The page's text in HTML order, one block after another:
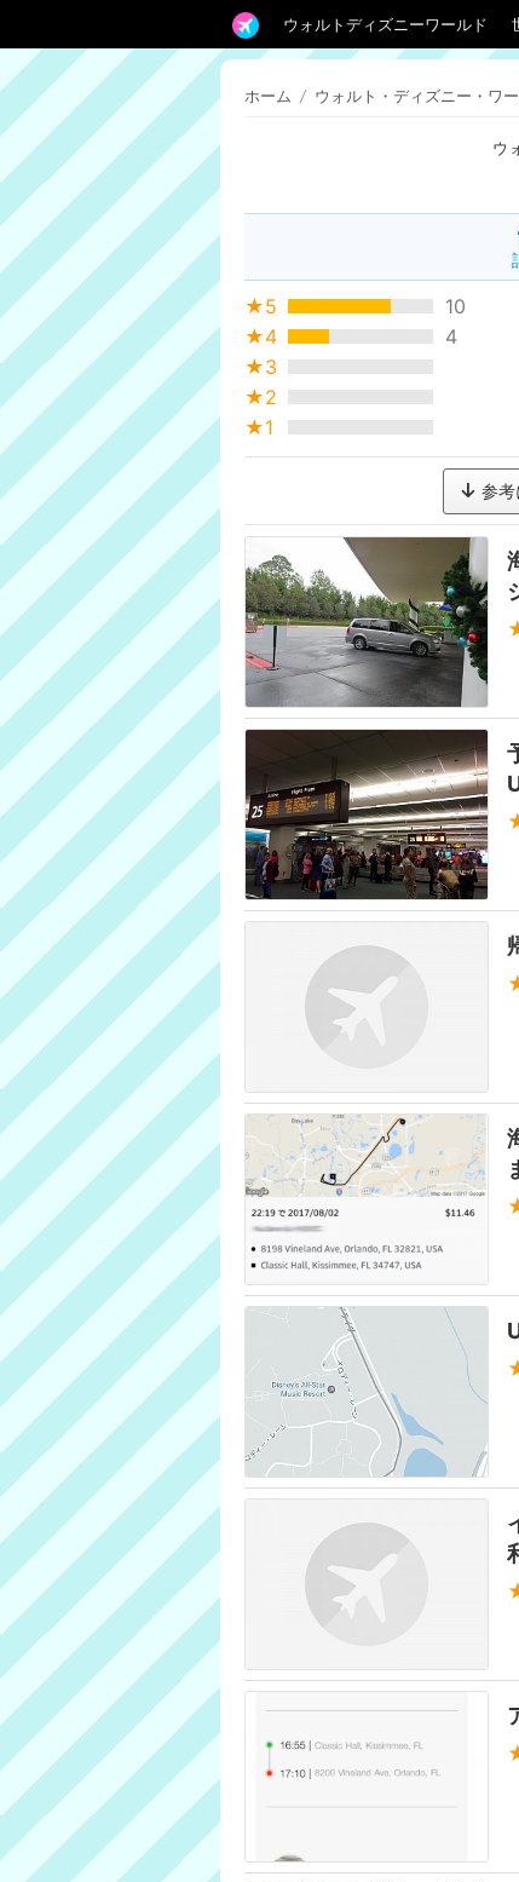
ウォルトディズニーワールド
ホーム / ウォルト・ディズニー・ワ
ウ
★5
10
★4
4
★3
★2
★1
参考